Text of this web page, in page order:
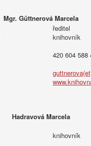
Mgr. Güttnerová Marcela
ředitel
knihovník
420 604 588
Hadravová Marcela
knihovník